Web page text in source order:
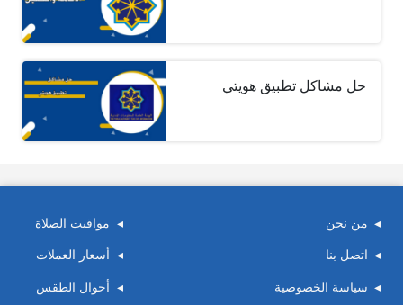
حل مشاكل تطبيق هويتي
من نحن
اتصل بنا
سياسة الخصوصية
مواقيت الصلاة
أسعار العملات
أحوال الطقس